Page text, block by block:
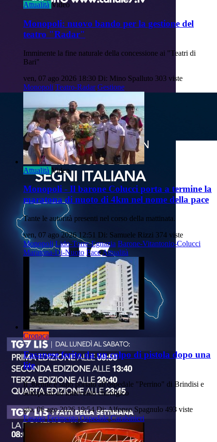
Attualità Video
Monopoli: nuovo bando per la gestione del
teatro "Radar"
Imminente la fine naturale della concessione ai "Teatri di
Bari"
ven, 07 ago 2026 18:30 Di: Mino Spalluto 303 viste
Monopoli Teatro-Radar Gestione
Attualità Video
Monopoli - Il barone Colucci porta a termine la
maratona di nuoto di 4km nel nome della pace
Tante le autorità presenti nel corso della mattinata.
ven, 07 ago 2026 12:51 Di: Samuele Rizzi 374 viste
Monopoli Lido-Torre-Egnazia Barone-Vitantonio-Colucci
Maratona-Di-Nuoto PaceAttualità
Cronaca
Fasanese ferito da un colpo di pistola dopo una
lite
Il 30enne è stato portato all'ospedale "Perrino" di Brindisi e
sottoposto ad intervento chirurgico
gio, 06 ago 2026 19:54 Di: Alfonso Spagnulo 493 viste
Fasano Ferimento Ospedale Carabinieri